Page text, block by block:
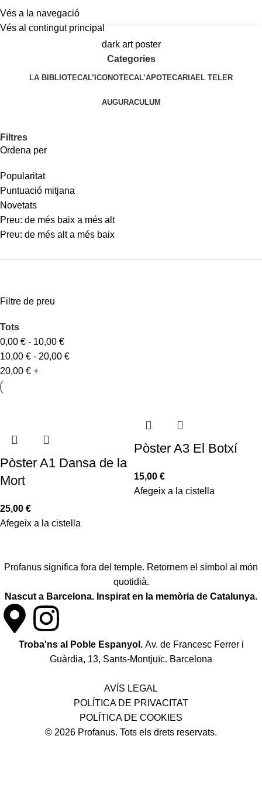
Vés a la navegació
Vés al contingut principal
dark art poster
Categories
LA BIBLIOTECAL’ICONOTECAL’APOTECARIAEL TELER
AUGURACULUM
Filtres
Ordena per
Popularitat
Puntuació mitjana
Novetats
Preu: de més baix a més alt
Preu: de més alt a més baix
Filtre de preu
Tots
0,00 € - 10,00 €
10,00 € - 20,00 €
20,00 € +
Pòster A1 Dansa de la
Mort
25,00 €
Afegeix a la cistella
Pòster A3 El Botxí
15,00 €
Afegeix a la cistella
Profanus significa fora del temple. Retornem el símbol al món
quotidià.
Nascut a Barcelona. Inspirat en la memòria de Catalunya.
Troba'ns al Poble Espanyol. Av. de Francesc Ferrer i
Guàrdia, 13, Sants-Montjuïc. Barcelona
AVÍS LEGAL
POLÍTICA DE PRIVACITAT
POLÍTICA DE COOKIES
© 2026 Profanus. Tots els drets reservats.